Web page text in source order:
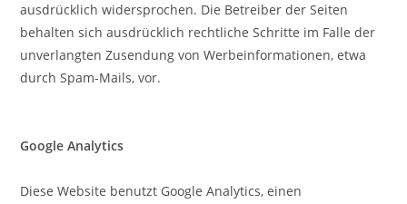
ausdrücklich widersprochen. Die Betreiber der Seiten
behalten sich ausdrücklich rechtliche Schritte im Falle der
unverlangten Zusendung von Werbeinformationen, etwa
durch Spam-Mails, vor.
Google Analytics
Diese Website benutzt Google Analytics, einen